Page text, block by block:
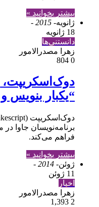
بیشتر بخوانید »
ژانویه- 2015 -
18 ژانویه
دانستنی‌ها
زهرا مصدرالامور
0
“یکبار بنویس
برنامه‌نویسان جاوا
فراهم می‌کند.
بیشتر بخوانید »
ژوئن- 2014 -
11 ژوئن
اخبار
زهرا مصدرالامور
2